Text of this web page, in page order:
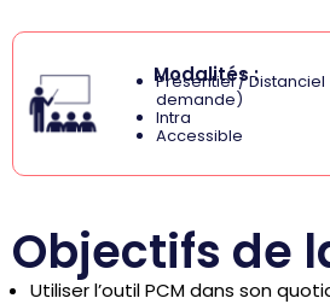
Modalités :
Présentiel / Distanciel
demande)
Intra
Accessible
Objectifs de
Utiliser l’outil PCM dans son